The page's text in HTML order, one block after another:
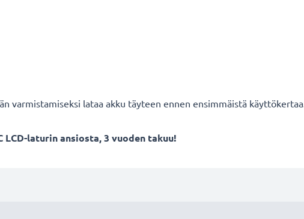
varmistamiseksi lataa akku täyteen ennen ensimmäistä käyttökertaa.
LCD-laturin ansiosta, 3 vuoden takuu!